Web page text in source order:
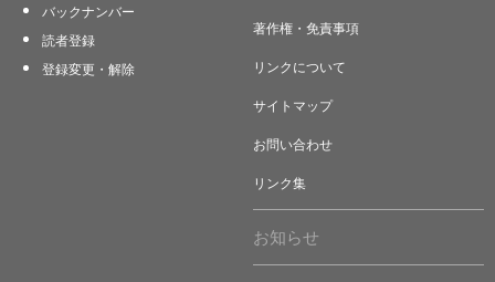
バックナンバー
読者登録
登録変更・解除
著作権・免責事項
リンクについて
サイトマップ
お問い合わせ
リンク集
お知らせ